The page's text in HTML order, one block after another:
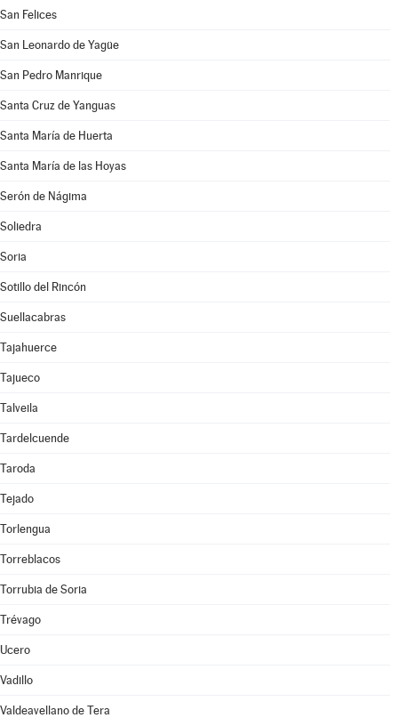
San Felices
San Leonardo de Yagüe
San Pedro Manrique
Santa Cruz de Yanguas
Santa María de Huerta
Santa María de las Hoyas
Serón de Nágima
Soliedra
Soria
Sotillo del Rincón
Suellacabras
Tajahuerce
Tajueco
Talveila
Tardelcuende
Taroda
Tejado
Torlengua
Torreblacos
Torrubia de Soria
Trévago
Ucero
Vadillo
Valdeavellano de Tera